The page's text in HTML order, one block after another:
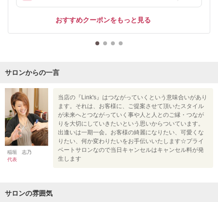
おすすめクーポンをもっと見る
サロンからの一言
稲垣 志乃
代表
当店の『Link's』はつながっていくという意味合いがあり
ます。それは、お客様に、ご提案させて頂いたスタイル
が未来へとつながっていく事や人と人とのご縁・つなが
りを大切にしていきたいという思いからついています。
出逢いは一期一会。お客様の綺麗になりたい、可愛くな
りたい、何か変わりたいをお手伝いいたします☆プライ
ベートサロンなので当日キャンセルはキャンセル料が発
生します
サロンの雰囲気